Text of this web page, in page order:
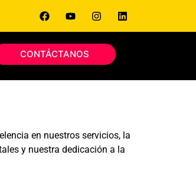
CONTÁCTANOS
en nuestros servicios, la
y nuestra dedicación a la